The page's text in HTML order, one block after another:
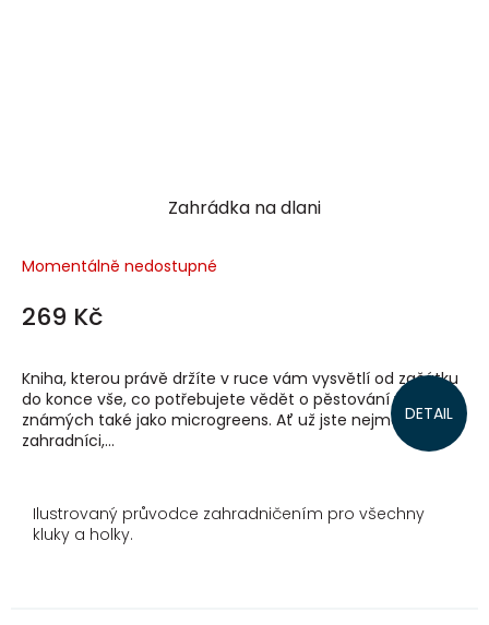
Zahrádka na dlani
Momentálně nedostupné
269 Kč
DETAIL
Kniha, kterou právě držíte v ruce vám vysvětlí od začátku
do konce vše, co potřebujete vědět o pěstování výhonků
známých také jako microgreens. Ať už jste nejmenší
zahradníci,...
Ilustrovaný průvodce zahradničením pro všechny
kluky a holky.